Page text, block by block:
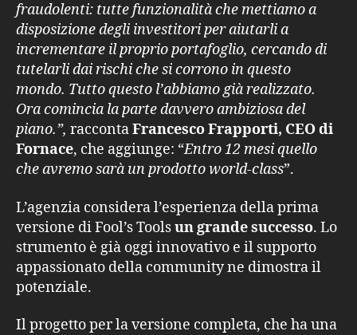
fraudolenti: tutte funzionalità che mettiamo a
disposizione degli investitori per aiutarli a
incrementare il proprio portafoglio, cercando di
tutelarli dai rischi che si corrono in questo
mondo. Tutto questo l’abbiamo già realizzato.
Ora comincia la parte davvero ambiziosa del
piano.”, raccontaFrancesco Frapporti, CEO di
Fornace, che aggiunge: “Entro 12 mesi quello
che avremo sarà un prodotto world-class”.
L’agenzia considera l’esperienza della prima
versione di Fool’s Toolsun grande successo. Lo
strumento è già oggi innovativo e il supporto
appassionato della community ne dimostra il
potenziale.
Il progetto per la versione completa, che ha una